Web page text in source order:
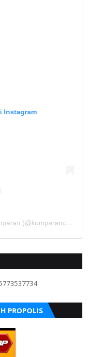
Instagram
Sebuah kiriman dibagikan oleh kumparan (@kumparancom)
PROPOLIS